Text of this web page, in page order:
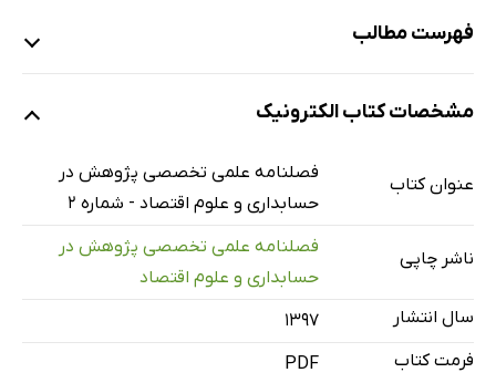
فهرست مطالب
بررسی تاثیر قابلیت مقایسه صورت‌های مالی بر هزینه حقوق
صاحبان سهام بازده سهام در شرکت‌های پذیرفته شده در بورس
اوراق بهادار تهران
اوراق بهادار تهران
چالش تحول اداری جهت استقرار سامانه‌های مدیریت در
مشخصات کتاب الکترونیک
عنوان کتاب
فصلنامه علمی تخصصی پژوهش در
حسابداری و علوم اقتصاد - شماره 2
ناشر چاپی
فصلنامه علمی تخصصی پژوهش در
حسابداری و علوم اقتصاد
سال انتشار
۱۳۹۷
فرمت کتاب
PDF